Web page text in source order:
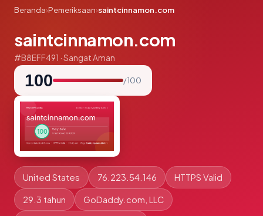
Beranda›Pemeriksaan›saintcinnamon.com
saintcinnamon.com
#B8EFF491 · Sangat Aman
100 / 100
United States 76.223.54.146 HTTPS Valid
29.3 tahun GoDaddy.com, LLC